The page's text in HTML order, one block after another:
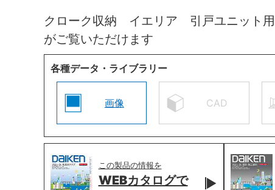
クローク収納 イエリア 引戸ユニット
がご覧いただけます
各種データ・ライブラリー
画像 CAD
この製品の情報を
WEBカタログで